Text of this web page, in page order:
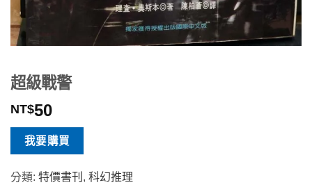
超級戰警
NT$50
我要購買
分類: 特價書刊 , 科幻推理